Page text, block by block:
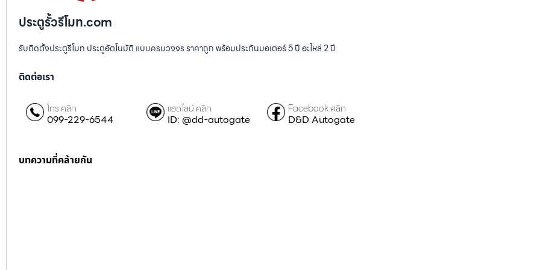
ประตูรั้วรีโมท.com
รับติดตั้งประตูรีโมท ประตูอัตโนมัติ แบบครบวงจร ราคาถูก พร้อมประกันมอเตอร์ 5 ปี อะไหล่ 2 ปี
ติดต่อเรา
โทร คลิก
099-229-6544
แอดไลน์ คลิก
ID: @dd-autogate
Facebook คลิก
D&D Autogate
บทความที่คล้ายกัน